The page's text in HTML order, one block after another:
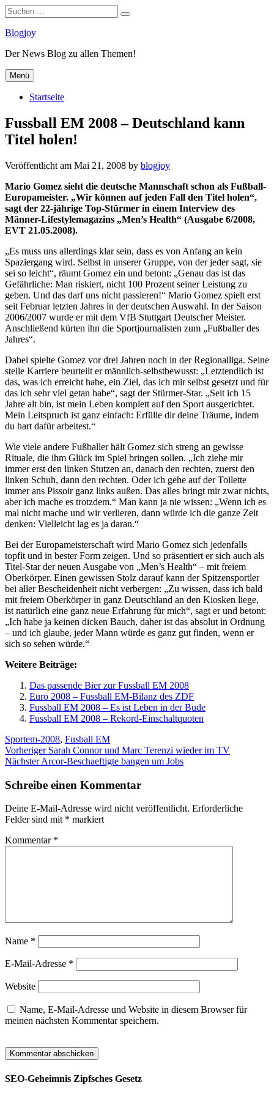
Suchen
nach:
Suchen
Zum
springen
Blogjoy
Der News Blog zu allen Themen!
Menü
Startseite
Fussball EM 2008 – Deutschland kann
Titel holen!
Veröffentlicht am Mai 21, 2008 by blogjoy
Mario Gomez sieht die deutsche Mannschaft schon als Fußball-
Europameister. „Wir können auf jeden Fall den Titel holen“,
sagt der 22-jährige Top-Stürmer in einem Interview des
Männer-Lifestylemagazins „Men’s Health“ (Ausgabe 6/2008,
EVT 21.05.2008).
„Es muss uns allerdings klar sein, dass es von Anfang an kein
Spaziergang wird. Selbst in unserer Gruppe, von der jeder sagt, sie
sei so leicht“, räumt Gomez ein und betont: „Genau das ist das
Gefährliche: Man riskiert, nicht 100 Prozent seiner Leistung zu
geben. Und das darf uns nicht passieren!“ Mario Gomez spielt erst
seit Februar letzten Jahres in der deutschen Auswahl. In der Saison
2006/2007 wurde er mit dem VfB Stuttgart Deutscher Meister.
Anschließend kürten ihn die Sportjournalisten zum „Fußballer des
Jahres“.
Dabei spielte Gomez vor drei Jahren noch in der Regionalliga. Seine
steile Karriere beurteilt er männlich-selbstbewusst: „Letztendlich ist
das, was ich erreicht habe, ein Ziel, das ich mir selbst gesetzt und für
das ich sehr viel getan habe“, sagt der Stürmer-Star. „Seit ich 15
Jahre alt bin, ist mein Leben komplett auf den Sport ausgerichtet.
Mein Leitspruch ist ganz einfach: Erfülle dir deine Träume, indem
du hart dafür arbeitest.“
Wie viele andere Fußballer hält Gomez sich streng an gewisse
Rituale, die ihm Glück im Spiel bringen sollen. „Ich ziehe mir
immer erst den linken Stutzen an, danach den rechten, zuerst den
linken Schuh, dann den rechten. Oder ich gehe auf der Toilette
immer ans Pissoir ganz links außen. Das alles bringt mir zwar nichts,
aber ich mache es trotzdem.“ Man kann ja nie wissen: „Wenn ich es
mal nicht mache und wir verlieren, dann würde ich die ganze Zeit
denken: Vielleicht lag es ja daran.“
Bei der Europameisterschaft wird Mario Gomez sich jedenfalls
topfit und in bester Form zeigen. Und so präsentiert er sich auch als
Titel-Star der neuen Ausgabe von „Men’s Health“ – mit freiem
Oberkörper. Einen gewissen Stolz darauf kann der Spitzensportler
bei aller Bescheidenheit nicht verbergen: „Zu wissen, dass ich bald
mit freiem Oberkörper in ganz Deutschland an den Kiosken liege,
ist natürlich eine ganz neue Erfahrung für mich“, sagt er und betont:
„Ich habe ja keinen dicken Bauch, daher ist das absolut in Ordnung
– und ich glaube, jeder Mann würde es ganz gut finden, wenn er
sich so sehen würde.“
Weitere Beiträge:
Das passende Bier zur Fussball EM 2008
Euro 2008 – Fussball EM-Bilanz des ZDF
Fussball EM 2008 – Es ist Leben in der Bude
Fussball EM 2008 – Rekord-Einschaltquoten
Kategorien
SportSchlagwörter
em-2008, Fusball EM
Beitragsnavigation
VorherigerVorheriger
Beitrag:
Sarah Connor und Marc Terenzi wieder im TV
NächsterNächster
Arcor-Beschaeftigte bangen um Jobs
Schreibe einen Kommentar
Deine E-Mail-Adresse wird nicht veröffentlicht. Erforderliche
Felder sind mit * markiert
Kommentar *
Name *
E-Mail-Adresse *
Website
Name, E-Mail-Adresse und Website in diesem Browser für
meinen nächsten Kommentar speichern.
SEO-Geheimnis Zipfsches Gesetz